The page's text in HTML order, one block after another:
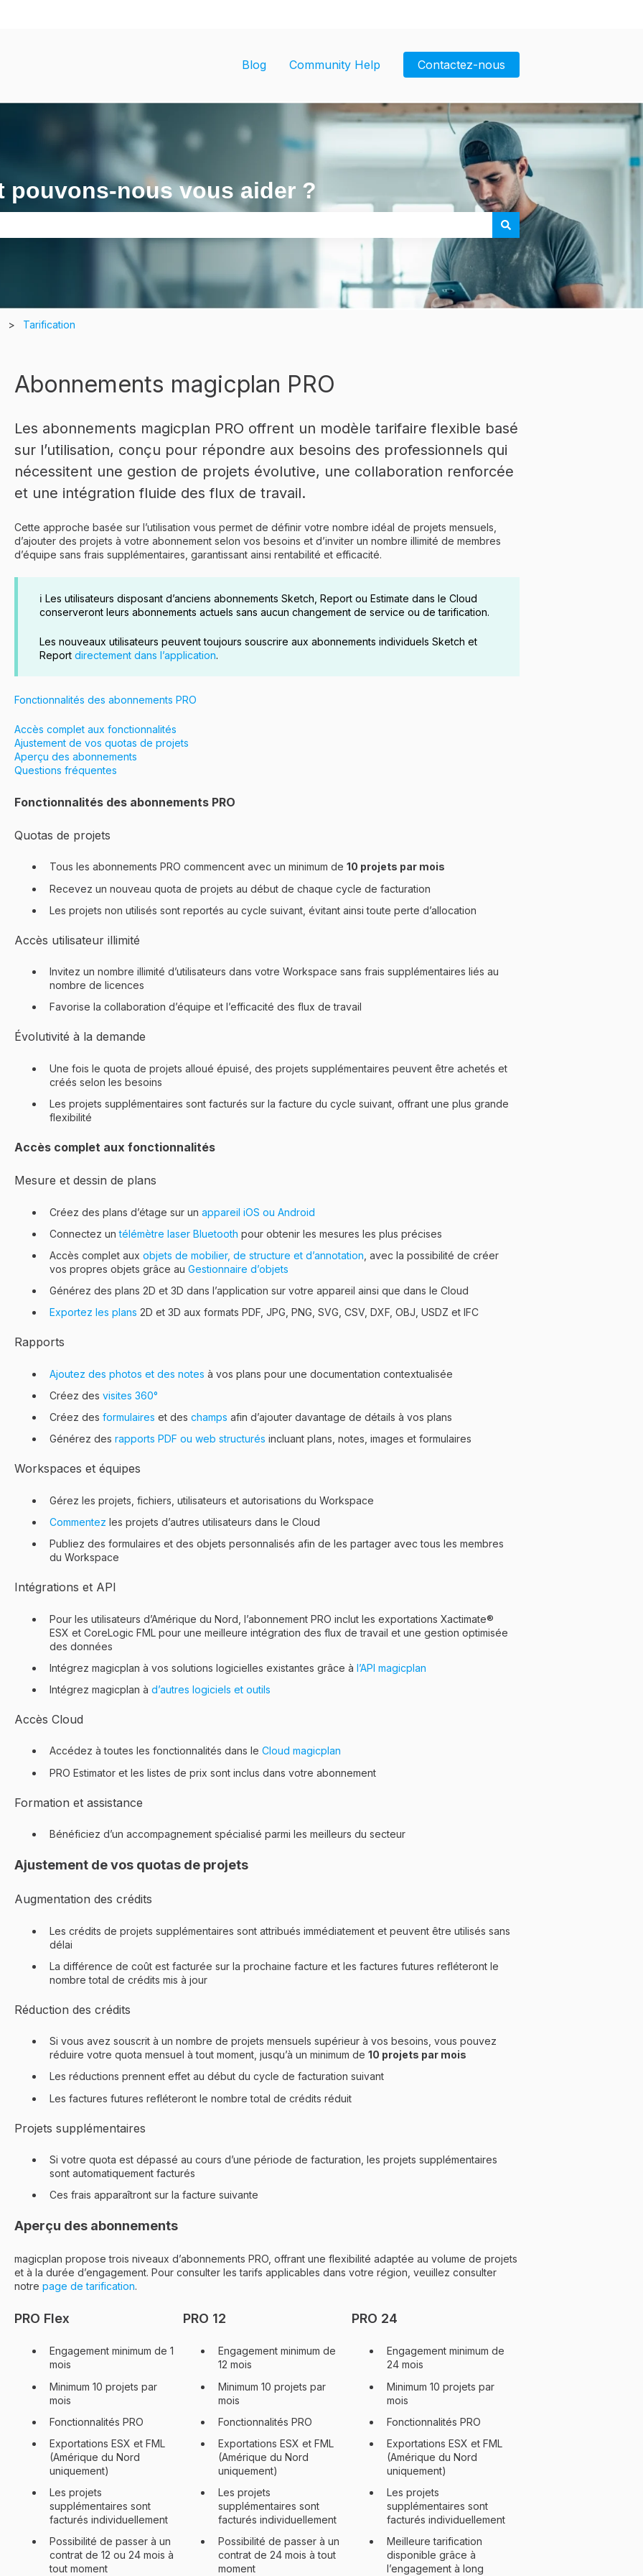
traductions
Blog Community Help Contactez-nous
pouvons-nous vous aider ?
Tarification
Abonnements magicplan PRO
Les abonnements magicplan PRO offrent un modèle tarifaire flexible basé
sur l’utilisation, conçu pour répondre aux besoins des professionnels qui
nécessitent une gestion de projets évolutive, une collaboration renforcée
et une intégration fluide des flux de travail.
Cette approche basée sur l’utilisation vous permet de définir votre nombre idéal de projets mensuels,
d’ajouter des projets à votre abonnement selon vos besoins et d’inviter un nombre illimité de membres
d’équipe sans frais supplémentaires, garantissant ainsi rentabilité et efficacité.
ℹ️ Les utilisateurs disposant d’anciens abonnements Sketch, Report ou Estimate dans le Cloud
conserveront leurs abonnements actuels sans aucun changement de service ou de tarification.
Les nouveaux utilisateurs peuvent toujours souscrire aux abonnements individuels Sketch et
Report directement dans l’application.
Fonctionnalités des abonnements PRO
Accès complet aux fonctionnalités
Ajustement de vos quotas de projets
Aperçu des abonnements
Questions fréquentes
Fonctionnalités des abonnements PRO
Quotas de projets
Tous les abonnements PRO commencent avec un minimum de 10 projets par mois
Recevez un nouveau quota de projets au début de chaque cycle de facturation
Les projets non utilisés sont reportés au cycle suivant, évitant ainsi toute perte d’allocation
Accès utilisateur illimité
Invitez un nombre illimité d’utilisateurs dans votre Workspace sans frais supplémentaires liés au
nombre de licences
Favorise la collaboration d’équipe et l’efficacité des flux de travail
Évolutivité à la demande
Une fois le quota de projets alloué épuisé, des projets supplémentaires peuvent être achetés et
créés selon les besoins
Les projets supplémentaires sont facturés sur la facture du cycle suivant, offrant une plus grande
flexibilité
Accès complet aux fonctionnalités
Mesure et dessin de plans
Créez des plans d’étage sur un appareil iOS ou Android
Connectez untélémètre laser Bluetooth pour obtenir les mesures les plus précises
Accès complet aux objets de mobilier, de structure et d’annotation , avec la possibilité de créer
vos propres objets grâce au Gestionnaire d’objets
Générez des plans 2D et 3D dans l’application sur votre appareil ainsi que dans le Cloud
Exportez les plans 2D et 3D aux formats PDF, JPG, PNG, SVG, CSV, DXF, OBJ, USDZ et IFC
Rapports
Ajoutez des photos et des notes à vos plans pour une documentation contextualisée
Créez des visites 360°
Créez des formulaires et des champs afin d’ajouter davantage de détails à vos plans
Générez des rapports PDF ou web structurés incluant plans, notes, images et formulaires
Workspaces et équipes
Gérez les projets, fichiers, utilisateurs et autorisations du Workspace
Commentez les projets d’autres utilisateurs dans le Cloud
Publiez des formulaires et des objets personnalisés afin de les partager avec tous les membres
du Workspace
Intégrations et API
Pour les utilisateurs d’Amérique du Nord, l’abonnement PRO inclut les exportations Xactimate®️
ESX et CoreLogic FML pour une meilleure intégration des flux de travail et une gestion optimisée
des données
Intégrez magicplan à vos solutions logicielles existantes grâce à l’API magicplan
Intégrez magicplan à d’autres logiciels et outils
Accès Cloud
Accédez à toutes les fonctionnalités dans le Cloud magicplan
PRO Estimator et les listes de prix sont inclus dans votre abonnement
Formation et assistance
Bénéficiez d’un accompagnement spécialisé parmi les meilleurs du secteur
Ajustement de vos quotas de projets
Augmentation des crédits
Les crédits de projets supplémentaires sont attribués immédiatement et peuvent être utilisés sans
délai
La différence de coût est facturée sur la prochaine facture et les factures futures refléteront le
nombre total de crédits mis à jour
Réduction des crédits
Si vous avez souscrit à un nombre de projets mensuels supérieur à vos besoins, vous pouvez
réduire votre quota mensuel à tout moment, jusqu’à un minimum de 10 projets par mois
Les réductions prennent effet au début du cycle de facturation suivant
Les factures futures refléteront le nombre total de crédits réduit
Projets supplémentaires
Si votre quota est dépassé au cours d’une période de facturation, les projets supplémentaires
sont automatiquement facturés
Ces frais apparaîtront sur la facture suivante
Aperçu des abonnements
magicplan propose trois niveaux d’abonnements PRO, offrant une flexibilité adaptée au volume de projets
et à la durée d’engagement. Pour consulter les tarifs applicables dans votre région, veuillez consulter
notre page de tarification.
PRO Flex
Engagement minimum de 1
mois
Minimum 10 projets par
mois
Fonctionnalités PRO
Exportations ESX et FML
(Amérique du Nord
uniquement)
Les projets
supplémentaires sont
facturés individuellement
Possibilité de passer à un
contrat de 12 ou 24 mois à
tout moment
PRO 12
Engagement minimum de
12 mois
Minimum 10 projets par
mois
Fonctionnalités PRO
Exportations ESX et FML
(Amérique du Nord
uniquement)
Les projets
supplémentaires sont
facturés individuellement
Possibilité de passer à un
contrat de 24 mois à tout
moment
PRO 24
Engagement minimum de
24 mois
Minimum 10 projets par
mois
Fonctionnalités PRO
Exportations ESX et FML
(Amérique du Nord
uniquement)
Les projets
supplémentaires sont
facturés individuellement
Meilleure tarification
disponible grâce à
l’engagement à long